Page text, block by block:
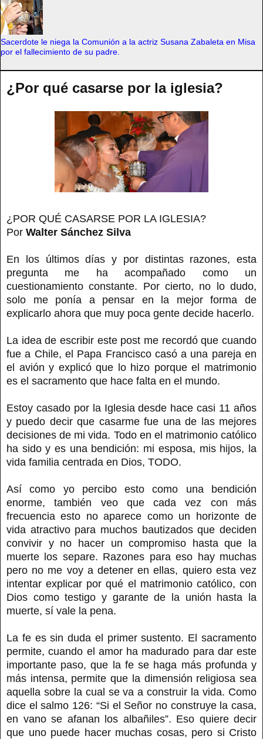
Sacerdote le niega la Comunión a la actriz Susana Zabaleta en Misa
por el fallecimiento de su padre.
¿Por qué casarse por la iglesia?
¿POR QUÉ CASARSE POR LA IGLESIA?
Por Walter Sánchez Silva
En los últimos días y por distintas razones, esta
pregunta me ha acompañado como un
cuestionamiento constante. Por cierto, no lo dudo,
solo me ponía a pensar en la mejor forma de
explicarlo ahora que muy poca gente decide hacerlo.
La idea de escribir este post me recordó que cuando
fue a Chile, el Papa Francisco casó a una pareja en
el avión y explicó que lo hizo porque el matrimonio
es el sacramento que hace falta en el mundo.
Estoy casado por la Iglesia desde hace casi 11 años
y puedo decir que casarme fue una de las mejores
decisiones de mi vida. Todo en el matrimonio católico
ha sido y es una bendición: mi esposa, mis hijos, la
vida familia centrada en Dios, TODO.
Así como yo percibo esto como una bendición
enorme, también veo que cada vez con más
frecuencia esto no aparece como un horizonte de
vida atractivo para muchos bautizados que deciden
convivir y no hacer un compromiso hasta que la
muerte los separe. Razones para eso hay muchas
pero no me voy a detener en ellas, quiero esta vez
intentar explicar por qué el matrimonio católico, con
Dios como testigo y garante de la unión hasta la
muerte, sí vale la pena.
La fe es sin duda el primer sustento. El sacramento
permite, cuando el amor ha madurado para dar este
importante paso, que la fe se haga más profunda y
más intensa, permite que la dimensión religiosa sea
aquella sobre la cual se va a construir la vida. Como
dice el salmo 126: “Si el Señor no construye la casa,
en vano se afanan los albañiles”. Eso quiere decir
que uno puede hacer muchas cosas, pero si Cristo